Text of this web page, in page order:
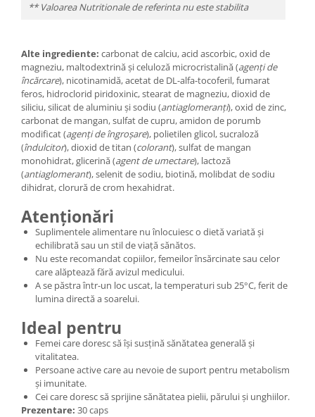
** Valoarea Nutritionale de referinta nu este stabilita
Alte ingrediente: carbonat de calciu, acid ascorbic, oxid de
magneziu, maltodextrină și celuloză microcristalină (agenți de
încărcare), nicotinamidă, acetat de DL-alfa-tocoferil, fumarat
feros, hidroclorid piridoxinic, stearat de magneziu, dioxid de
siliciu, silicat de aluminiu și sodiu (antiaglomeranți), oxid de zinc,
carbonat de mangan, sulfat de cupru, amidon de porumb
modificat (agenți de îngroșare), polietilen glicol, sucraloză
(îndulcitor), dioxid de titan (colorant), sulfat de mangan
monohidrat, glicerină (agent de umectare), lactoză
(antiaglomerant), selenit de sodiu, biotină, molibdat de sodiu
dihidrat, clorură de crom hexahidrat.
Atenționări
Suplimentele alimentare nu înlocuiesc o dietă variată și
echilibrată sau un stil de viață sănătos.
Nu este recomandat copiilor, femeilor însărcinate sau celor
care alăptează fără avizul medicului.
A se păstra într-un loc uscat, la temperaturi sub 25°C, ferit de
lumina directă a soarelui.
Ideal pentru
Femei care doresc să își susțină sănătatea generală și
vitalitatea.
Persoane active care au nevoie de suport pentru metabolism
și imunitate.
Cei care doresc să sprijine sănătatea pielii, părului și unghiilor.
Prezentare: 30 caps